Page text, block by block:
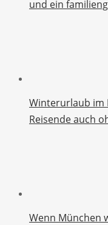
und ein
Winterurlaub im
Reisende auch
Wenn München